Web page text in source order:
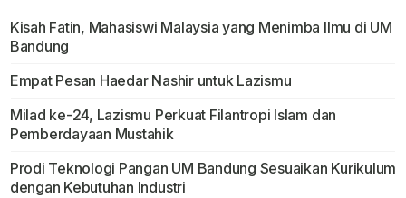
Kisah Fatin, Mahasiswi Malaysia yang Menimba Ilmu di UM
Bandung
Empat Pesan Haedar Nashir untuk Lazismu
Milad ke-24, Lazismu Perkuat Filantropi Islam dan
Pemberdayaan Mustahik
Prodi Teknologi Pangan UM Bandung Sesuaikan Kurikulum
dengan Kebutuhan Industri